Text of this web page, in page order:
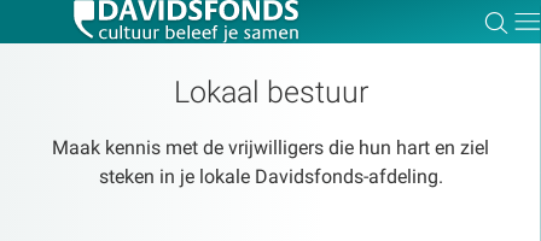
Lokaal bestuur
Maak kennis met de vrijwilligers die hun hart en ziel
steken in je lokale Davidsfonds-afdeling.